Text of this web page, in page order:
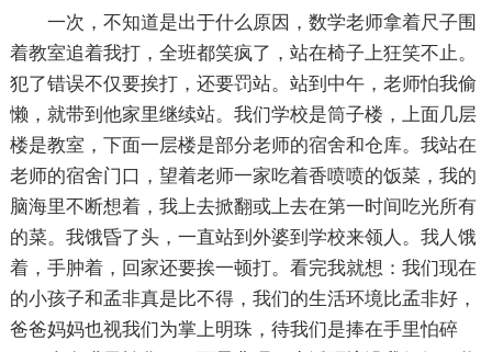
一次，不知道是出于什么原因，数学老师拿着尺子围
着教室追着我打，全班都笑疯了，站在椅子上狂笑不止。
犯了错误不仅要挨打，还要罚站。站到中午，老师怕我偷
懒，就带到他家里继续站。我们学校是筒子楼，上面几层
楼是教室，下面一层楼是部分老师的宿舍和仓库。我站在
老师的宿舍门口，望着老师一家吃着香喷喷的饭菜，我的
脑海里不断想着，我上去掀翻或上去在第一时间吃光所有
的菜。我饿昏了头，一直站到外婆到学校来领人。我人饿
着，手肿着，回家还要挨一顿打。看完我就想：我们现在
的小孩子和孟非真是比不得，我们的生活环境比孟非好，
爸爸妈妈也视我们为掌上明珠，待我们是捧在手里怕碎